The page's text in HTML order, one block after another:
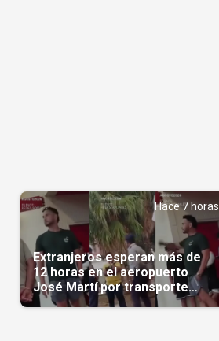
Hace 7 horas
Extranjeros esperan más de
12 horas en el aeropuerto
José Martí por transporte
reservado semanas